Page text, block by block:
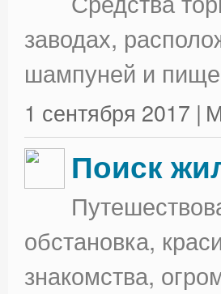
заводах,
шампуней и
1 сентября 2017 |
Поиск
обстановка,
знакомства,